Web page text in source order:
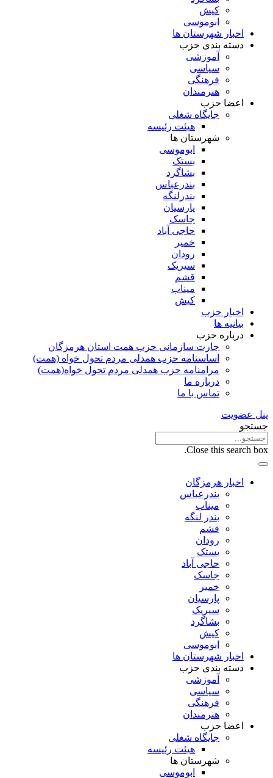
کیش
ابوموسی
اخبار شهرستان ها
دسته بندی حزب
آموزشی
سیاسی
فرهنگی
هنرمندان
اعضا حزب
جایگاه شغلی
هیئت رئیسه
شهرستان ها
ابوموسی
بستک
بشاگرد
بندرعباس
بندرلنگه
پارسیان
جاسک
حاجی آباد
خمیر
رودان
سیریک
قشم
میناب
کیش
اخبار حزب
بیانیه ها
درباره حزب
چارت سازمانی حزب همت استان هرمزگان
اساسنامه حزب همدلی مردم تحول خواه (همت)
مرامنامه حزب همدلی مردم تحول خواه(همت)
درباره ما
تماس با ما
پنل عضویت
جستجو
Close this search box.
اخبار هرمزگان
بندرعباس
میناب
بندر لنگه
قشم
رودان
بستک
حاجی آباد
جاسک
خمیر
پارسیان
سیریک
بشاگرد
کیش
ابوموسی
اخبار شهرستان ها
دسته بندی حزب
آموزشی
سیاسی
فرهنگی
هنرمندان
اعضا حزب
جایگاه شغلی
هیئت رئیسه
شهرستان ها
ابوموسی